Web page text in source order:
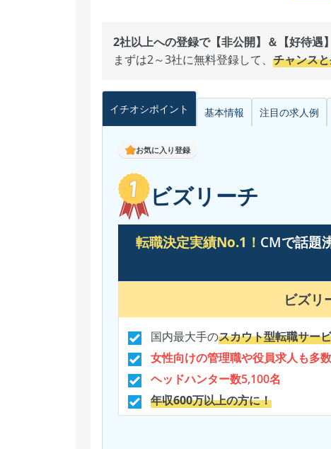
2社以上への登録で【非公開】＆【好待遇
まずは2～3社に無料登録して、 チャンス
イチオシポイント 基本情報 注目の求人例
お気に入り登録
ビズリーチ
転職決定実績No.1！ CMで話題
ビズリ
国内最大手のスカウト型転職サー
女性向けの管理職や役員求人も多数
ヘッドハンター数5,100名
年収600万以上の方に！